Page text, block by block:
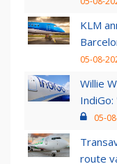
KLM
05-08-
Willie
05-
route